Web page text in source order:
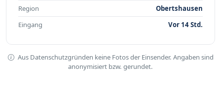
Region
Obertshausen
Eingang
Vor 14 Std.
Aus Datenschutzgründen keine Fotos der Einsender. Angaben sind
anonymisiert bzw. gerundet.